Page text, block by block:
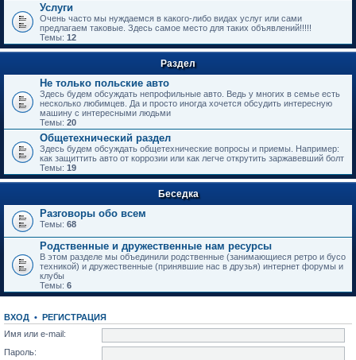
Услуги
Очень часто мы нуждаемся в какого-либо видах услуг или сами
предлагаем таковые. Здесь самое место для таких объявлений!!!!!
Темы: 12
Раздел
Не только польские авто
Здесь будем обсуждать непрофильные авто. Ведь у многих в семье есть
несколько любимцев. Да и просто иногда хочется обсудить интересную
машину с интересными людьми
Темы: 20
Общетехнический раздел
Здесь будем обсуждать общетехнические вопросы и приемы. Например:
как защиттить авто от коррозии или как легче открутить заржавевший болт
Темы: 19
Беседка
Разговоры обо всем
Темы: 68
Родственные и дружественные нам ресурсы
В этом разделе мы объединили родственные (занимающиеся ретро и бусо
техникой) и дружественные (принявшие нас в друзья) интернет форумы и
клубы
Темы: 6
ВХОД • РЕГИСТРАЦИЯ
Имя или e-mail:
Пароль: